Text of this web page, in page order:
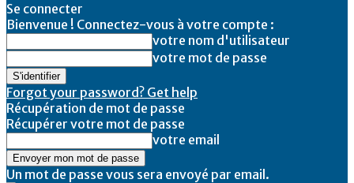
Se connecter
Bienvenue ! Connectez-vous à votre compte :
votre nom d'utilisateur
votre mot de passe
Forgot your password? Get help
Récupération de mot de passe
Récupérer votre mot de passe
votre email
Un mot de passe vous sera envoyé par email.